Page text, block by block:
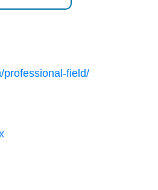
professional-field/